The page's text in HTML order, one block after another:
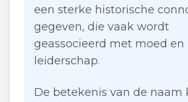
een sterke historische
gegeven, die vaak wordt
geassocieerd met moed en
leiderschap.
De betekenis van de naam